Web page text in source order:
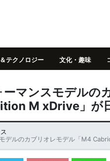
テクノロジー 文化・趣味
マンスモデルの
M xDrive」が
デルのカブリオレモデル「M4